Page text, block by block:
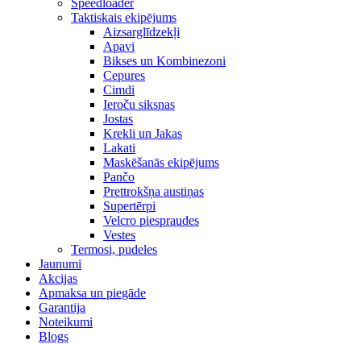
Speedloader
Taktiskais ekipējums
Aizsarglīdzekļi
Apavi
Bikses un Kombinezoni
Cepures
Cimdi
Ieroču siksnas
Jostas
Krekli un Jakas
Lakati
Maskēšanās ekipējums
Pančo
Prettrokšņa austiņas
Supertērpi
Velcro piespraudes
Vestes
Termosi, pudeles
Jaunumi
Akcijas
Apmaksa un piegāde
Garantija
Noteikumi
Blogs